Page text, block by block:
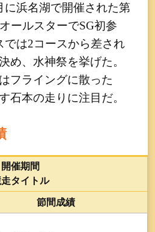
に浜名湖で開催された第
ールスターでSG初参
では2コースから差され
め、水神祭を挙げた。
フライングに散った
石本の走りに注目だ。
開催期間
タイトル
節間成績